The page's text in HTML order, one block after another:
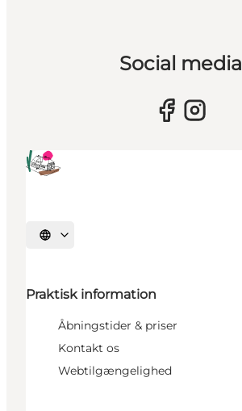
Social media
Vælg sprog
Praktisk information
Åbningstider & priser
Kontakt os
Webtilgængelighed